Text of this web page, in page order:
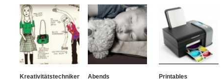
Kreativitätstechniken Abends Printables